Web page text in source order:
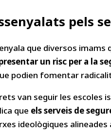
pels
que diversos
un risc per a la
podien fomentar
van seguir les
que els serveis de
ideològiques